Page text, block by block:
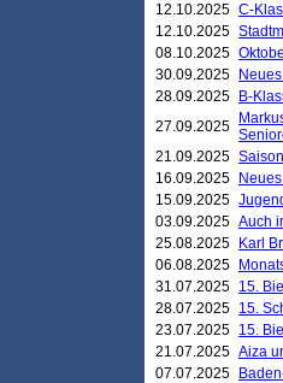
12.10.2025 C-
12.10.2025
08.10.2025
30.09.2025
28.09.2025
B-
27.09.2025
21.09.2025
16.09.2025
15.09.2025
03.09.2025 Auch
25.08.2025
Karl
06.08.2025
31.07.2025 15.
28.07.2025 15.
23.07.2025 15.
21.07.2025 Aiza
07.07.2025